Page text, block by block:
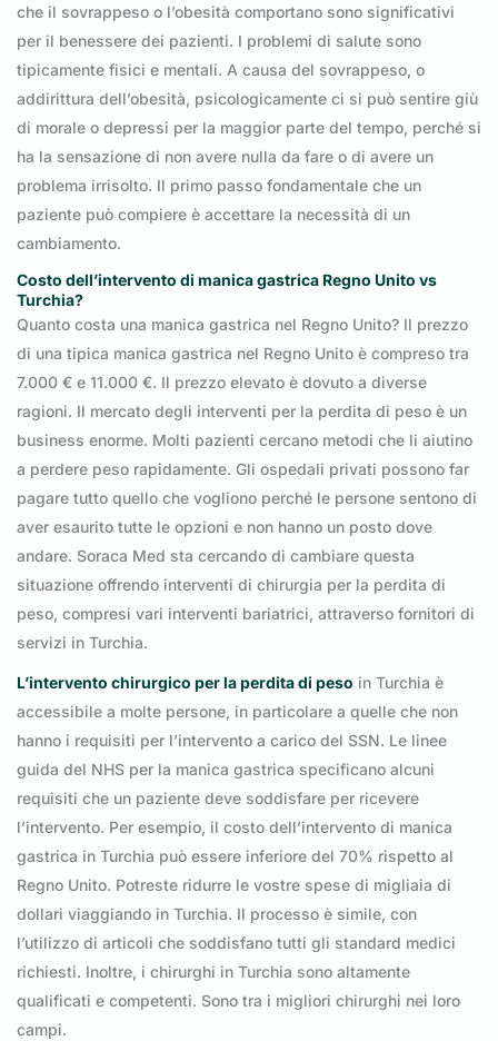
che il sovrappeso o l’obesità comportano sono significativi
per il benessere dei pazienti. I problemi di salute sono
tipicamente fisici e mentali. A causa del sovrappeso, o
addirittura dell’obesità, psicologicamente ci si può sentire giù
di morale o depressi per la maggior parte del tempo, perché si
ha la sensazione di non avere nulla da fare o di avere un
problema irrisolto. Il primo passo fondamentale che un
paziente può compiere è accettare la necessità di un
cambiamento.
Costo dell’intervento di manica gastrica Regno Unito vs
Turchia?
Quanto costa una manica gastrica nel Regno Unito? Il prezzo
di una tipica manica gastrica nel Regno Unito è compreso tra
7.000 € e 11.000 €. Il prezzo elevato è dovuto a diverse
ragioni. Il mercato degli interventi per la perdita di peso è un
business enorme. Molti pazienti cercano metodi che li aiutino
a perdere peso rapidamente. Gli ospedali privati possono far
pagare tutto quello che vogliono perché le persone sentono di
aver esaurito tutte le opzioni e non hanno un posto dove
andare. Soraca Med sta cercando di cambiare questa
situazione offrendo interventi di chirurgia per la perdita di
peso, compresi vari interventi bariatrici, attraverso fornitori di
servizi in Turchia.
L’intervento chirurgico per la perdita di peso in Turchia è
accessibile a molte persone, in particolare a quelle che non
hanno i requisiti per l’intervento a carico del SSN. Le linee
guida del NHS per la manica gastrica specificano alcuni
requisiti che un paziente deve soddisfare per ricevere
l’intervento. Per esempio, il costo dell’intervento di manica
gastrica in Turchia può essere inferiore del 70% rispetto al
Regno Unito. Potreste ridurre le vostre spese di migliaia di
dollari viaggiando in Turchia. Il processo è simile, con
l’utilizzo di articoli che soddisfano tutti gli standard medici
richiesti. Inoltre, i chirurghi in Turchia sono altamente
qualificati e competenti. Sono tra i migliori chirurghi nei loro
campi.